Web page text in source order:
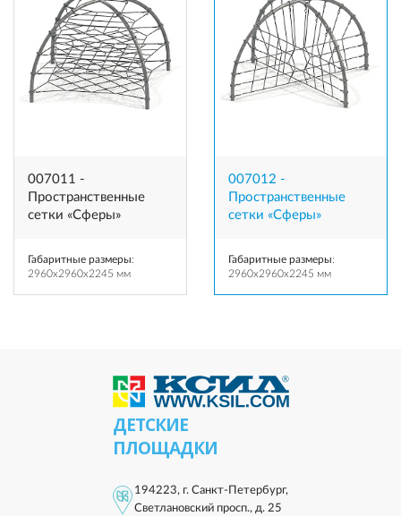
007011 -
Пространственные
сетки «Сферы»
Габаритные размеры:
2960x2960x2245 мм
007012 -
Пространственные
сетки «Сферы»
Габаритные размеры:
2960x2960x2245 мм
ДЕТСКИЕ
ПЛОЩАДКИ
194223, г. Санкт-Петербург,
Светлановский просп., д. 25